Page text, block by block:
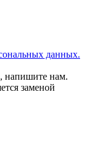
данных.
напишите нам.
заменой